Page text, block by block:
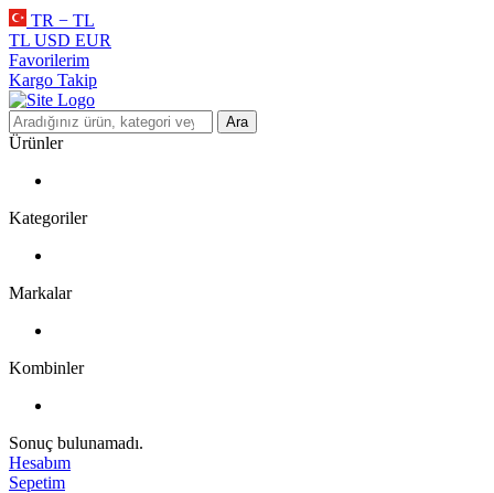
TR − TL
TL USD EUR
Favorilerim
Kargo Takip
Ara
Ürünler
Kategoriler
Markalar
Kombinler
Sonuç bulunamadı.
Hesabım
Sepetim